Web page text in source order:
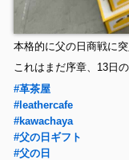
本格的に父の日商戦に
これはまだ序章、13日
#革茶屋
#leathercafe
#kawachaya
#父の日ギフト
#父の日